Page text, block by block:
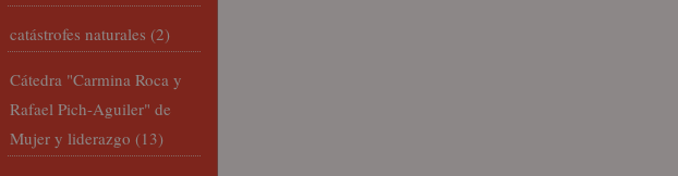
catástrofes naturales (2)
Cátedra "Carmina Roca y
Rafael Pich-Aguiler" de
Mujer y liderazgo (13)